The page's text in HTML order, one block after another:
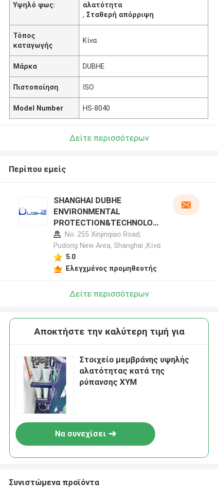
Υψηλό φως:
αλατότητα
, Σταθερή απόρριψη
Τόπος
καταγωγής
Κίνα
Μάρκα DUBHE
Πιστοποίηση ISO
Model Number HS-8040
Δείτε περισσότερων
Περίπου εμείς
SHANGHAI DUBHE
ENVIRONMENTAL
PROTECTION&TECHNOLOG
Y CO.,LTD προφίλ
κατασκευαστή
No. 255 Xinjinqiao Road,
Pudong New Area, Shanghai ,Κίνα
5.0
Ελεγχμένος προμηθευτής
Δείτε περισσότερων
Αποκτήστε την καλύτερη τιμή για
Στοιχείο μεμβράνης υψηλής
αλατότητας κατά της
ρύπανσης XYM
Να συνεχίσει
Συνιστώμενα προϊόντα